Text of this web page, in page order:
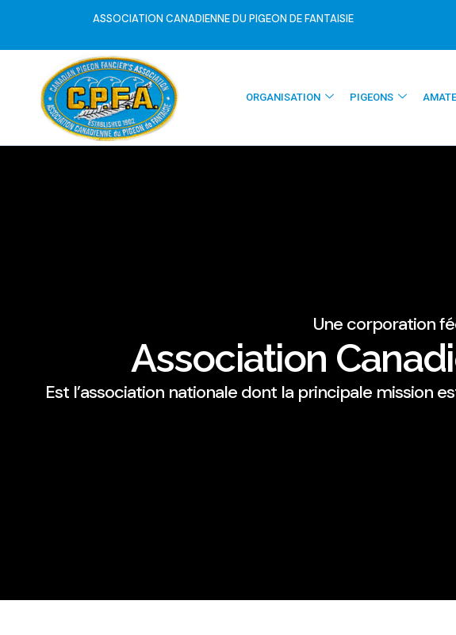
ASSOCIATION CANADIENNE DU PIGEON DE FANTAISIE
ORGANISATION PIGEONS
Une corporation
Association
Est l’association nationale dont la principale mission